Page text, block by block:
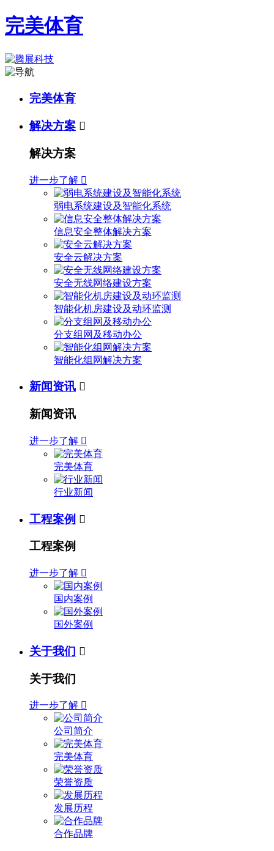
完美体育
完美体育
解决方案 
解决方案
进一步了解 
弱电系统建设及智能化系统
信息安全整体解决方案
安全云解决方案
安全无线网络建设方案
智能化机房建设及动环监测
分支组网及移动办公
智能化组网解决方案
新闻资讯 
新闻资讯
进一步了解 
完美体育
行业新闻
工程案例 
工程案例
进一步了解 
国内案例
国外案例
关于我们 
关于我们
进一步了解 
公司简介
完美体育
荣誉资质
发展历程
合作品牌